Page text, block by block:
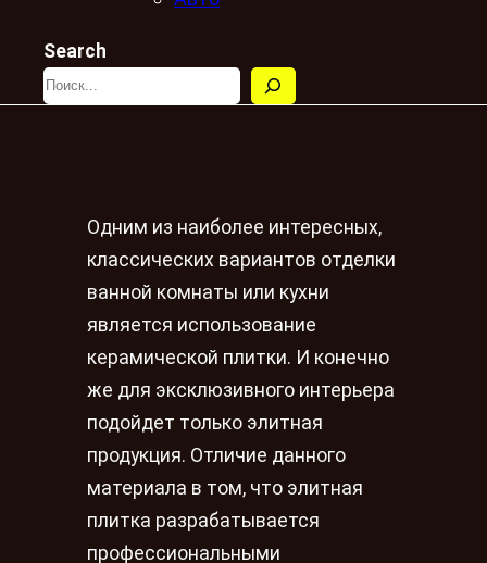
Search
Одним из наиболее интересных,
классических вариантов отделки
ванной комнаты или кухни
является использование
керамической плитки. И конечно
же для эксклюзивного интерьера
подойдет только элитная
продукция. Отличие данного
материала в том, что элитная
плитка разрабатывается
профессиональными